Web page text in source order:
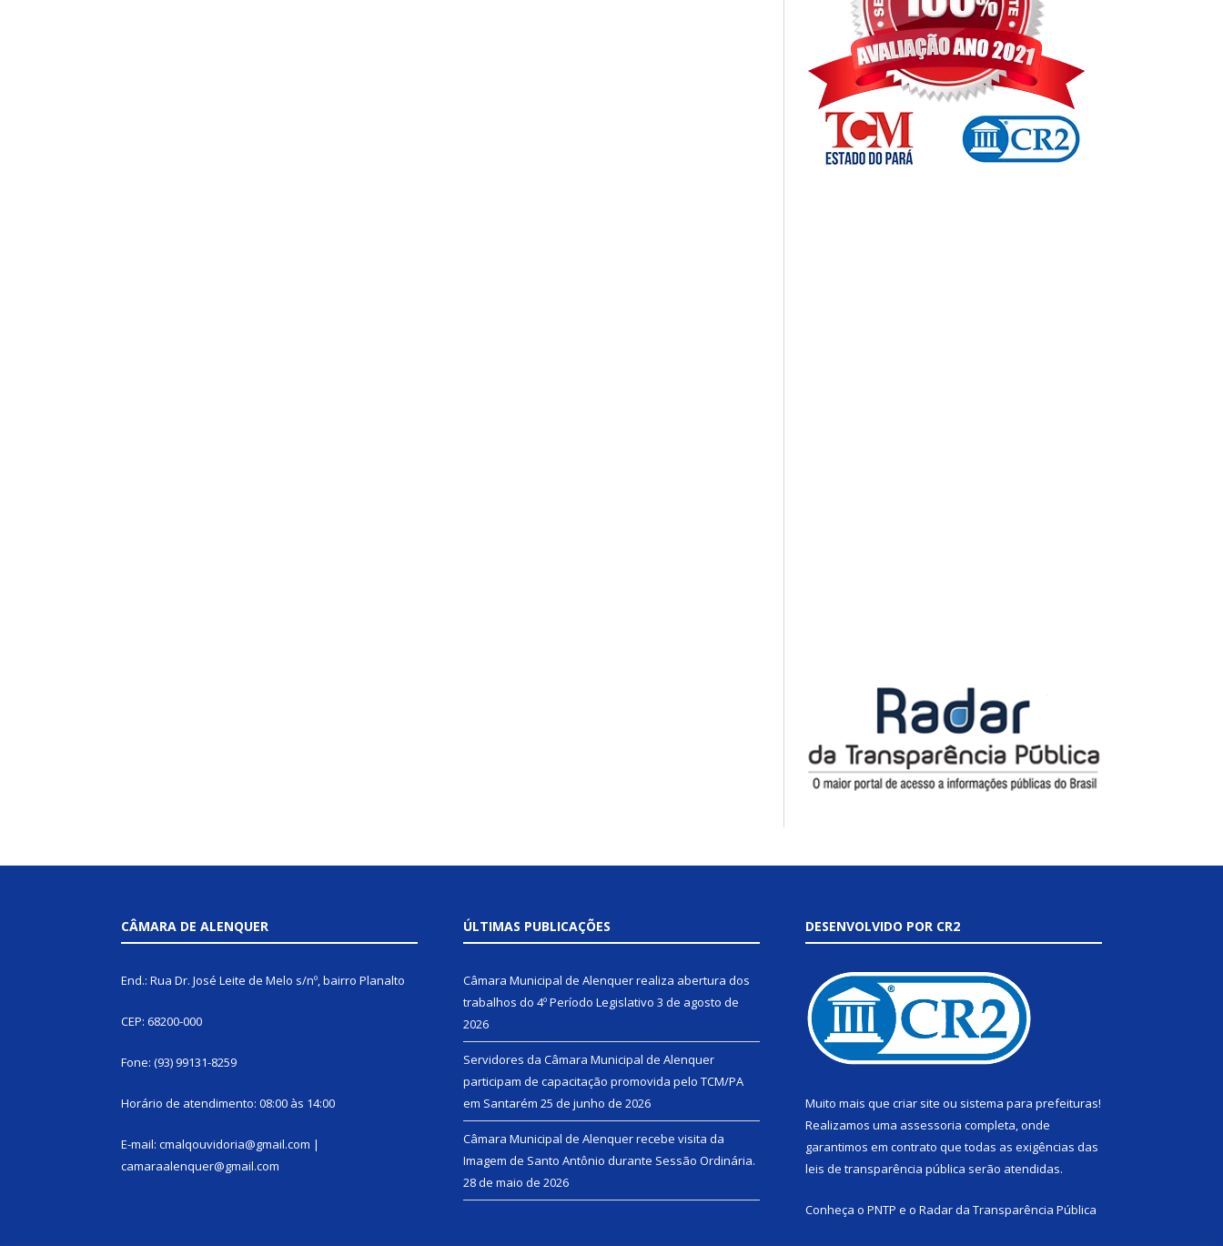
CÂMARA DE ALENQUER
End.: Rua Dr. José Leite de Melo s/nº, bairro Planalto
CEP: 68200-000
Fone: (93) 99131-8259
Horário de atendimento: 08:00 às 14:00
E-mail: cmalqouvidoria@gmail.com |
camaraalenquer@gmail.com
ÚLTIMAS PUBLICAÇÕES
Câmara Municipal de Alenquer realiza abertura dos
trabalhos do 4º Período Legislativo 3 de agosto de
2026
Servidores da Câmara Municipal de Alenquer
participam de capacitação promovida pelo TCM/PA
em Santarém 25 de junho de 2026
Câmara Municipal de Alenquer recebe visita da
Imagem de Santo Antônio durante Sessão Ordinária.
28 de maio de 2026
DESENVOLVIDO POR CR2
Muito mais que criar site ou sistema para prefeituras!
Realizamos uma assessoria completa, onde
garantimos em contrato que todas as exigências das
leis de transparência pública serão atendidas.
Conheça o PNTP e o Radar da Transparência Pública